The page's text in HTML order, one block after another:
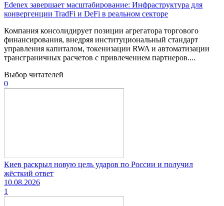
Edenex завершает масштабирование: Инфраструктура для
конвергенции TradFi и DeFi в реальном секторе
Компания консолидирует позиции агрегатора торгового
финансирования, внедряя институциональный стандарт
управления капиталом, токенизации RWA и автоматизации
трансграничных расчетов с привлечением партнеров....
Выбор читателей
0
Киев раскрыл новую цель ударов по России и получил
жёсткий ответ
10.08.2026
1